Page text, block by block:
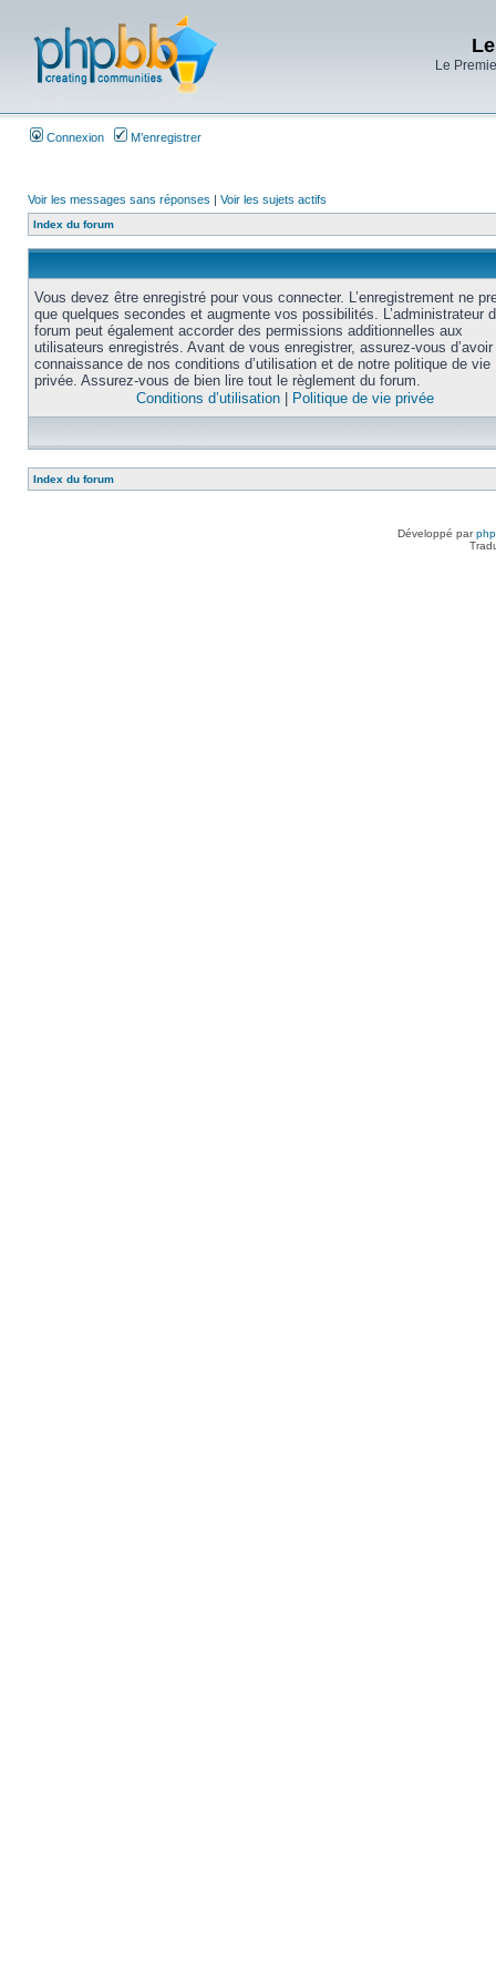
Le
Connexion M’enregistrer
Voir les messages sans réponses | Voir les sujets actifs
Index du forum
Vous devez être enregistré pour vous connecter. L’enregistrement ne
que quelques secondes et augmente vos possibilités. L’administrateur
forum peut également accorder des permissions additionnelles aux
utilisateurs enregistrés. Avant de vous enregistrer, assurez-vous
connaissance de nos conditions d’utilisation et de notre politique de vie
privée. Assurez-vous de bien lire tout le règlement du forum.
Conditions d’utilisation
Politique de vie privée
Index du forum
Développé par